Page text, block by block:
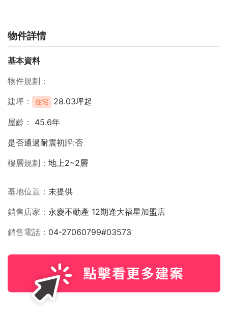
物件詳情
基本資料
物件規劃
建坪
住宅 28.03坪起
屋齡
45.6年
是否通過耐震初評:否
樓層規劃
地上2~2層
基地位置
未提供
銷售店家
永慶不動產 12期逢大福星加盟店
銷售電話
04-27060799#03573